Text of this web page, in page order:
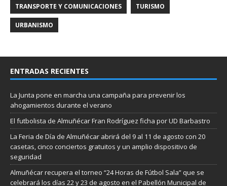
TRANSPORTE Y COMUNICACIONES TURISMO
URBANISMO
ENTRADAS RECIENTES
La Junta pone en marcha una campaña para prevenir los
ahogamientos durante el verano
El futbolista de Almuñécar Fran Rodríguez ficha por UD Barbastro
La Feria de Día de Almuñécar abrirá del 9 al 11 de agosto con 20
casetas, cinco conciertos gratuitos y un amplio dispositivo de
seguridad
Almuñécar recupera el torneo “24 Horas de Fútbol Sala” que se
celebrará los días 22 y 23 de agosto en el Pabellón Municipal de